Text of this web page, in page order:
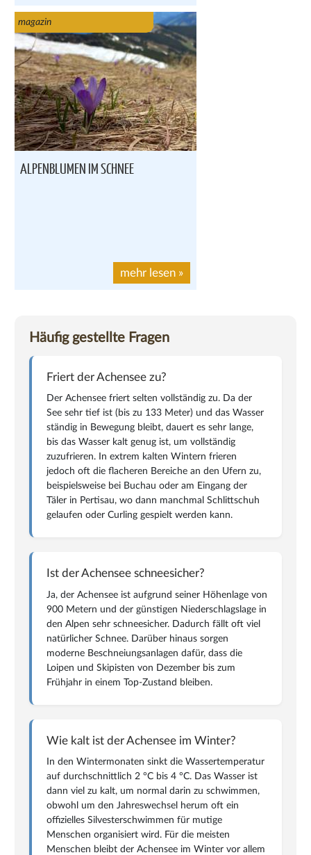
magazin
ALPENBLUMEN IM SCHNEE
mehr lesen »
Häufig gestellte Fragen
Friert der Achensee zu?
Der Achensee friert selten vollständig zu. Da der
See sehr tief ist (bis zu 133 Meter) und das Wasser
ständig in Bewegung bleibt, dauert es sehr lange,
bis das Wasser kalt genug ist, um vollständig
zuzufrieren. In extrem kalten Wintern frieren
jedoch oft die flacheren Bereiche an den Ufern zu,
beispielsweise bei Buchau oder am Eingang der
Täler in Pertisau, wo dann manchmal Schlittschuh
gelaufen oder Curling gespielt werden kann.
Ist der Achensee schneesicher?
Ja, der Achensee ist aufgrund seiner Höhenlage von
900 Metern und der günstigen Niederschlagslage in
den Alpen sehr schneesicher. Dadurch fällt oft viel
natürlicher Schnee. Darüber hinaus sorgen
moderne Beschneiungsanlagen dafür, dass die
Loipen und Skipisten von Dezember bis zum
Frühjahr in einem Top-Zustand bleiben.
Wie kalt ist der Achensee im Winter?
In den Wintermonaten sinkt die Wassertemperatur
auf durchschnittlich 2 °C bis 4 °C. Das Wasser ist
dann viel zu kalt, um normal darin zu schwimmen,
obwohl um den Jahreswechsel herum oft ein
offizielles Silvesterschwimmen für mutige
Menschen organisiert wird. Für die meisten
Menschen bleibt der Achensee im Winter vor allem